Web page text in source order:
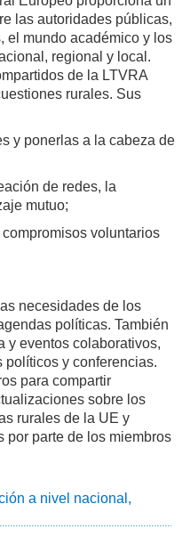
las autoridades públicas,
el mundo académico y los
regional y local.
de la LTVRA
rurales. Sus
y ponerlas a la cabeza de
de redes, la
mutuo;
voluntarios
necesidades de los
políticas. También
y eventos colaborativos,
políticos y conferencias.
para compartir
sobre los
rurales de la UE y
por parte de los miembros
a nivel nacional,